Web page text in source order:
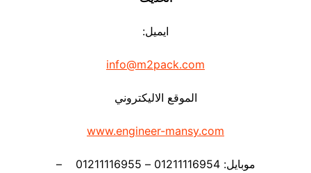
ايميل:
info@m2pack.com
الموقع الاليكتروني
www.engineer-mansy.com
موبايل: 01211116954 – 01211116955 –